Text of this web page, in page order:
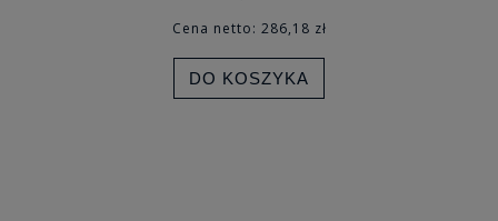
Cena netto: 286,18 zł
DO KOSZYKA